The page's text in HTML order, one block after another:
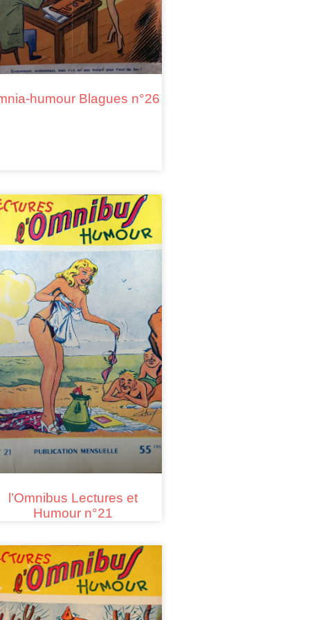
humour Blagues n°26
l’Omnibus Lectures et
Humour n°21